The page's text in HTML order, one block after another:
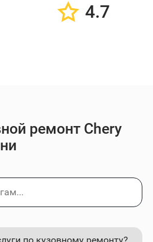
4.7
ремонт Chery